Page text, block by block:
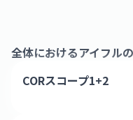
全体におけるアイフル
CORスコープ1+2